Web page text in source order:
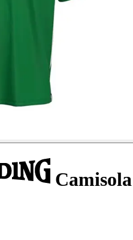
Camisola